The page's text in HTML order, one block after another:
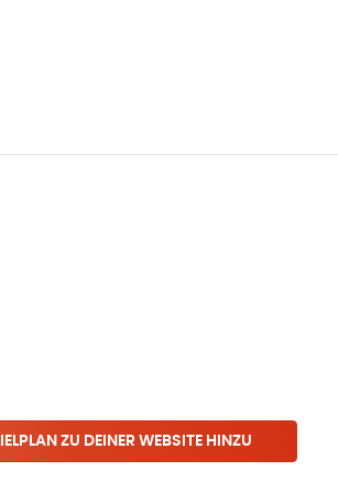
ZU DEINER WEBSITE HINZU